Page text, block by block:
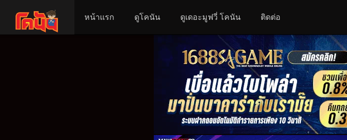
หน้าแรก ดูโคนัน ดูเดอะมูฟวี่ โคนัน ติดต่อ